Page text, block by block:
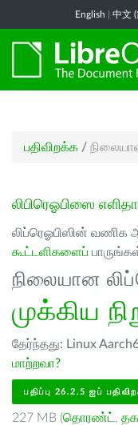
English 中文
பதிவிறக்க /
லிபிரெஓபிஸை
லிப்ரெஓபிஸின் வணிக
கூட்டளிகளைப்
நிலையான
முக்கிய
தேர்ந்தது: Linux
மாற்றவா?
பதிப்பு 26.2.5 ஐப்
227 MB (தொரண்ட் ,